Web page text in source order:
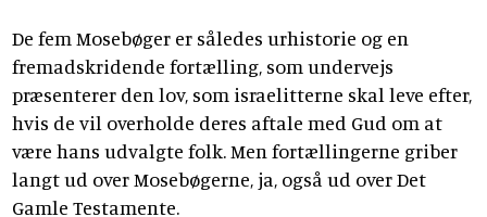
De fem Mosebøger er således urhistorie og en
fremadskridende fortælling, som undervejs
præsenterer den lov, som israelitterne skal leve efter,
hvis de vil overholde deres aftale med Gud om at
være hans udvalgte folk. Men fortællingerne griber
langt ud over Mosebøgerne, ja, også ud over Det
Gamle Testamente.